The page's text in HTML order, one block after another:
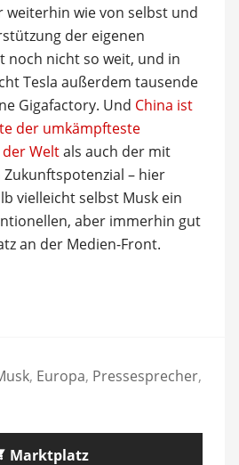
weiterhin wie von selbst und
der eigenen
noch nicht so weit, und in
Tesla außerdem tausende
Gigafactory. Und China ist
der umkämpfteste
Weltals auch der mit
– hier
vielleicht selbst Musk ein
aber immerhin gut
an der Medien-Front.
, Europa, Pressesprecher,
Marktplatz